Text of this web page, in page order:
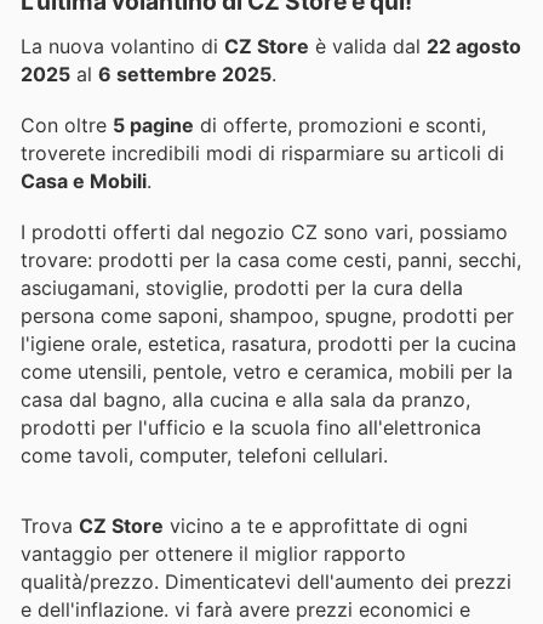
La nuova volantino di CZ Store è valida dal 22 agosto
2025 al 6 settembre 2025.
Con oltre 5 pagine di offerte, promozioni e sconti,
troverete incredibili modi di risparmiare su articoli di
Casa e Mobili.
I prodotti offerti dal negozio CZ sono vari, possiamo
trovare: prodotti per la casa come cesti, panni, secchi,
asciugamani, stoviglie, prodotti per la cura della
persona come saponi, shampoo, spugne, prodotti per
l'igiene orale, estetica, rasatura, prodotti per la cucina
come utensili, pentole, vetro e ceramica, mobili per la
casa dal bagno, alla cucina e alla sala da pranzo,
prodotti per l'ufficio e la scuola fino all'elettronica
come tavoli, computer, telefoni cellulari.
Trova CZ Store vicino a te e approfittate di ogni
vantaggio per ottenere il miglior rapporto
qualità/prezzo. Dimenticatevi dell'aumento dei prezzi
e dell'inflazione. vi farà avere prezzi economici e